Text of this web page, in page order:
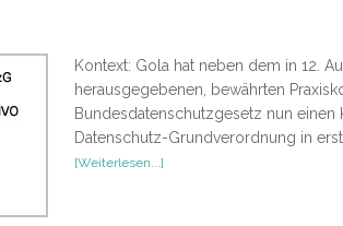
Kontext: Gola hat neben dem in 12.
herausgegebenen, bewährten
Bundesdatenschutzgesetz nun einen
Datenschutz-Grundverordnung in
[Weiterlesen...]